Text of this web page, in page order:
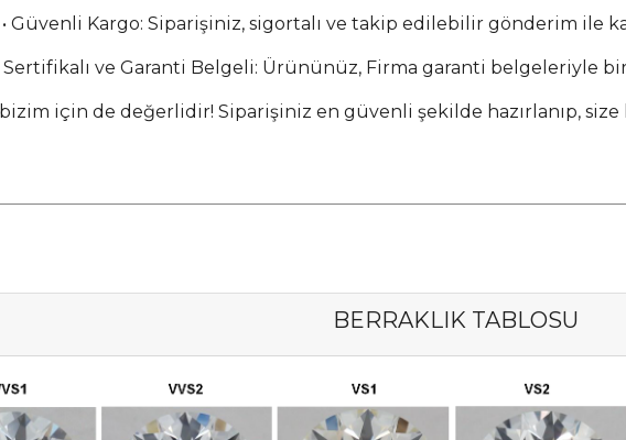
• Güvenli Kargo: Siparişiniz, sigortalı ve takip edilebilir gönderim ile
Sertifikalı ve Garanti Belgeli: Ürününüz, Firma garanti belgeleriyle
için de değerlidir! Siparişiniz en güvenli şekilde hazırlanıp,
BERRAKLIK TABLOSU